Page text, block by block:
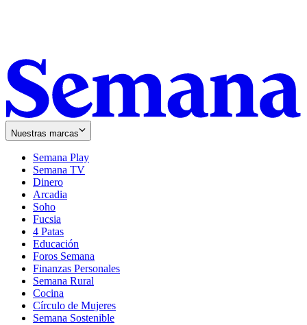
Nuestras marcas
Semana Play
Semana TV
Dinero
Arcadia
Soho
in
new
window
Fucsia
in
new
window
4 Patas
Educación
Foros Semana
Finanzas Personales
Semana Rural
Cocina
Círculo de Mujeres
Semana Sostenible